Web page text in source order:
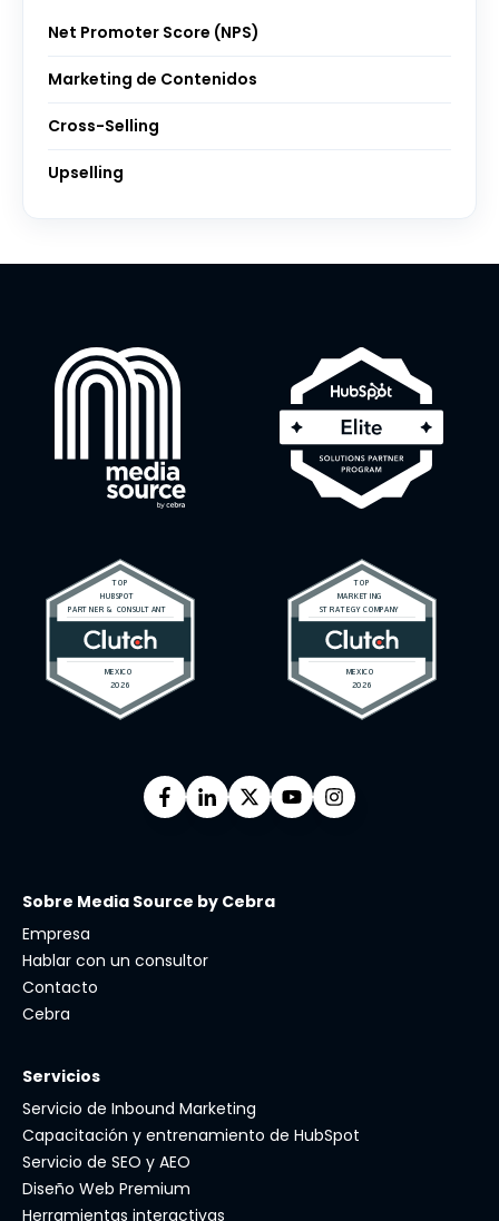
Net Promoter Score (NPS)
Marketing de Contenidos
Cross-Selling
Upselling
Sobre Media Source by Cebra
Empresa
Hablar con un consultor
Contacto
Cebra
Servicios
Servicio de Inbound Marketing
Capacitación y entrenamiento de HubSpot
Servicio de SEO y AEO
Diseño Web Premium
Herramientas interactivas